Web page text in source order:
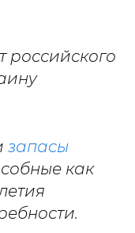
российского
запасы
как